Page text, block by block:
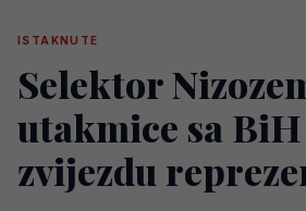
ISTAKNUTE
Selektor
utakmice sa
zvijezdu